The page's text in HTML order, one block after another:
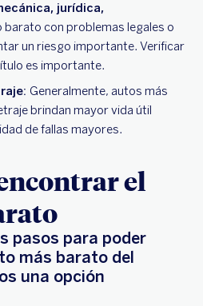
jurídica,
barato con problemas legales o
un riesgo importante. Verificar
es importante.
Generalmente, autos más
brindan mayor vida útil
de fallas mayores.
el
pasos para poder
más barato del
una opción